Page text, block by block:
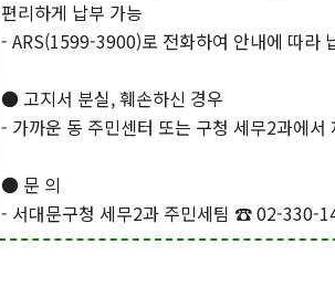
편리하게 납부 가능
- ARS(1599-3900)로 전화하여 안내에 따라
● 고지서 분실, 훼손하신 경우
- 가까운 동 주민센터 또는 구청 세무2과에서
● 문 의
- 서대문구청 세무2과 주민세팀 ☎ 02-330-